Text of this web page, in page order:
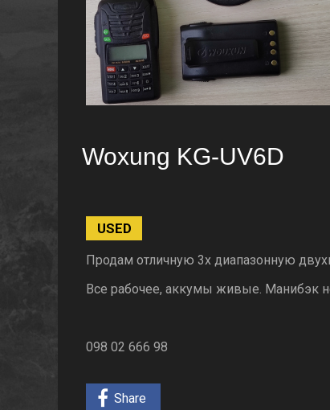
Woxung KG-UV6D
USED
Продам отличную 3х диапазонную
Все рабочее, аккумы живые. Манибэк
098 02 666 98
Share